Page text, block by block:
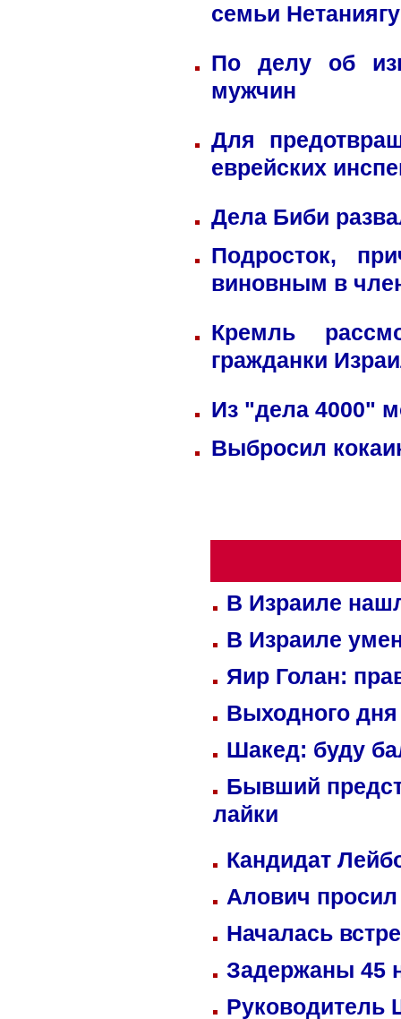
семьи Нетаниягу
По делу об
мужчин
Для
еврейских
Дела Биби
Подросток,
виновным в
Кремль
гражданки
Из "дела 4000"
Выбросил
В Израиле
В Израиле
Яир Голан:
Выходного
Шакед: буду
Бывший
лайки
Кандидат
Алович просил
Началась
Задержаны 45
Руководитель